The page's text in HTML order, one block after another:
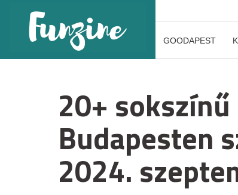
GOODAPEST
20+
Budapesten
2024.